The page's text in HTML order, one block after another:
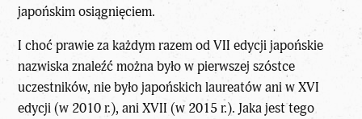
japońskim osiągnięciem.
I choć prawie za każdym razem od VII edycji japońskie
nazwiska znaleźć można było w pierwszej szóstce
uczestników, nie było japońskich laureatów ani w XVI
edycji (w 2010 r.), ani XVII (w 2015 r.). Jaka jest tego